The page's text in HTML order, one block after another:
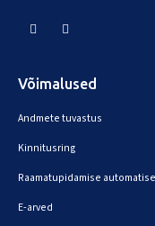
Võimalused
Andmete tuvastus
Kinnitusring
Raamatupidamise
E-arved